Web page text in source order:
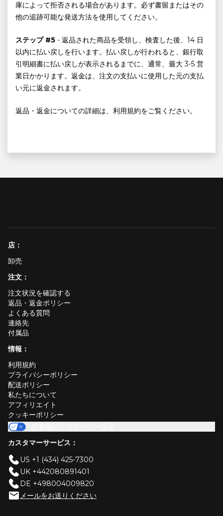
庫によって拒否される場合があります。必ず書留またはその
他の追跡可能な発送方法を使用してください。
ステップ #5 - 返品された商品を受領し、検査した後、14 日
以内に払い戻しを行います。払い戻しが行われると、銀行取
引明細書に払い戻しが表示されるまでに、通常、最大 3-5 営
業日かかります。返金は、注文の支払いに使用した元の支払
い元に返金されます。
返品・返金についての詳細は、利用規約をご覧ください。
店：
卸売
注文：
注文状況を確認する
返品・返金ポリシー
よくある質問
連絡先
付属品
情報：
利用規約
プライバシーポリシー
配送ポリシー
私たちについて
アフィリエイト
クッキーポリシー
カスタマーサービス：
US +1 (434) 425-7300
UK +442080891401
DE +498004009820
メールをお送りください